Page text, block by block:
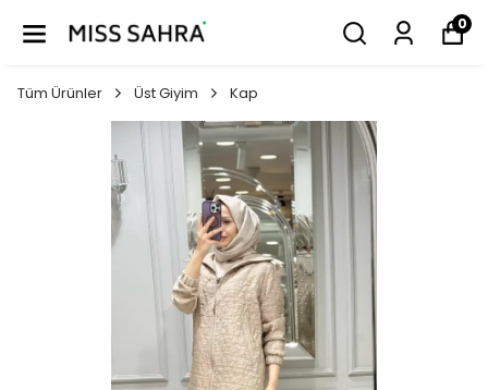
0
Tüm Ürünler Üst Giyim Kap